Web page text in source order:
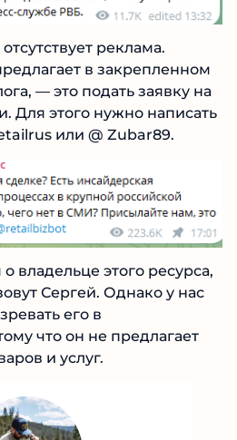
реклама.
в закрепленном
— это подать заявку на
Для этого нужно написать
или @ Zubar89.
владельце этого ресурса,
Сергей. Однако у нас
его в
что он не предлагает
и услуг.